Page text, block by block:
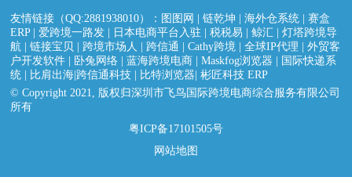
友情链接（QQ:2881938010）： 图图网 |链乾坤 |海外仓系统 |赛盒
ERP|爱跨境一路发 日本电商平台入驻 |税税易 |鲸汇 |灯塔跨境导
航 |链接宝贝 |跨境市场人 |跨信通 |Cathy跨境 |全球IP代理 |外贸客
户开发软件
卧兔网络 |蓝海跨境电商 |Maskfog浏览器
国际快递系
统
比肩出海|跨信通科技 比特浏览器 |彬匠科技 ERP
© Copyright 2021, 版权归深圳市飞鸟国际跨境电商综合服务有限公司
所有
粤ICP备17101505号
网站地图